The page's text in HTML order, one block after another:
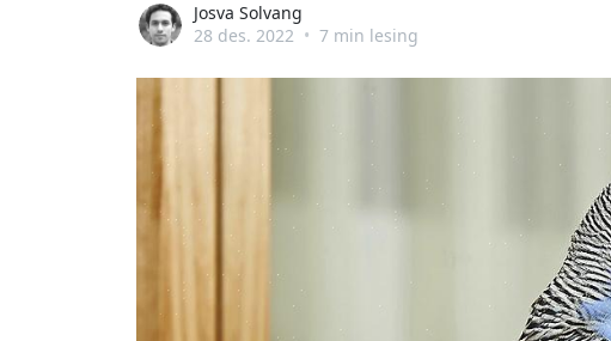
Josva Solvang
28 des. 2022 • 7 min lesing